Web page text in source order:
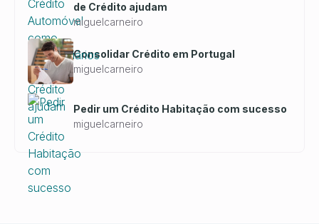
de Crédito ajudam
miguelcarneiro
Consolidar Crédito em Portugal
miguelcarneiro
Pedir um Crédito Habitação com sucesso
miguelcarneiro